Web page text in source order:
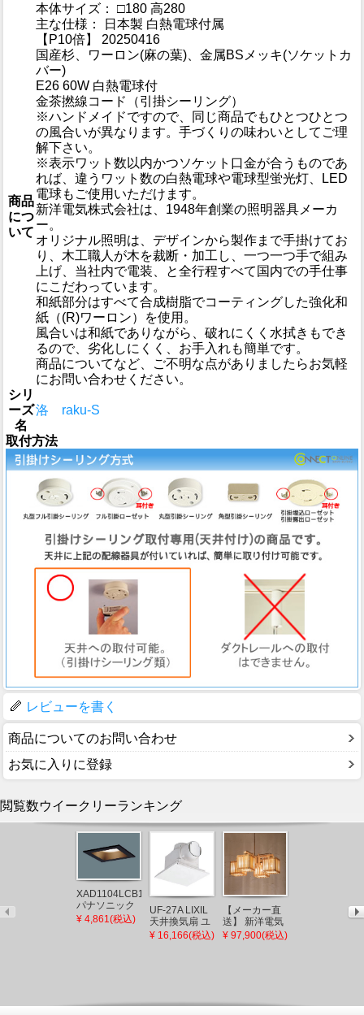
本体サイズ： □180 高280
主な仕様： 日本製 白熱電球付属
【P10倍】 20250416
商品
につ
いて
国産杉、ワーロン(麻の葉)、金属BSメッキ(ソケットカ
バー)
E26 60W 白熱電球付
金茶撚線コード（引掛シーリング）
※ハンドメイドですので、同じ商品でもひとつひとつ
の風合いが異なります。手づくりの味わいとしてご理
解下さい。
※表示ワット数以内かつソケット口金が合うものであ
れば、違うワット数の白熱電球や電球型蛍光灯、LED
電球もご使用いただけます。
新洋電気株式会社は、1948年創業の照明器具メーカ
ー。
オリジナル照明は、デザインから製作まで手掛けてお
り、木工職人が木を裁断・加工し、一つ一つ手で組み
上げ、当社内で電装、と全行程すべて国内での手仕事
にこだわっています。
和紙部分はすべて合成樹脂でコーティングした強化和
紙（(R)ワーロン）を使用。
風合いは和紙でありながら、破れにくく水拭きもでき
るので、劣化しにくく、お手入れも簡単です。
商品についてなど、ご不明な点がありましたらお気軽
にお問い合わせください。
シリ
ーズ
名
洛 raku-S
取付方法
レビューを書く
商品についてのお問い合わせ
お気に入りに登録
閲覧数ウイークリーランキング
XAD1104LCB1
パナソニック
角型ダウンラ
¥ 4,861(税込)
UF-27A LIXIL
天井換気扇 ユ
ニットバス用
(UF-23A 後継
¥ 16,166(税込)
【メーカー直
送】 新洋電気
冊 和風ペンダ
ントライト 白
¥ 97,900(税込)
CQ853B03K2
パナソニック